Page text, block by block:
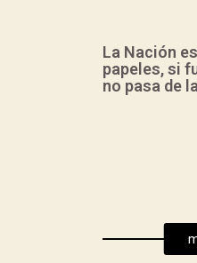
La Nación
papeles, si
no pasa de